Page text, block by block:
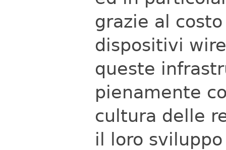
grazie al
dispositivi
queste
pienamente
cultura delle
il loro